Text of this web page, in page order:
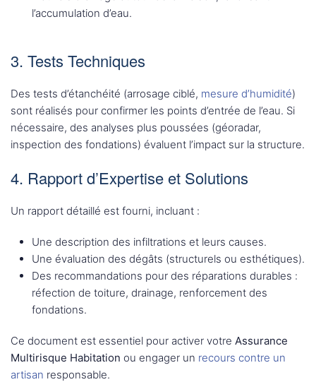
l’accumulation d’eau.
3. Tests Techniques
Des tests d’étanchéité (arrosage ciblé, mesure d’humidité)
sont réalisés pour confirmer les points d’entrée de l’eau. Si
nécessaire, des analyses plus poussées (géoradar,
inspection des fondations) évaluent l’impact sur la structure.
4. Rapport d’Expertise et Solutions
Un rapport détaillé est fourni, incluant :
Une description des infiltrations et leurs causes.
Une évaluation des dégâts (structurels ou esthétiques).
Des recommandations pour des réparations durables :
réfection de toiture, drainage, renforcement des
fondations.
Ce document est essentiel pour activer votre Assurance
Multirisque Habitation ou engager un recours contre un
artisan responsable.